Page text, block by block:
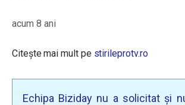
acum 8 ani
Citește mai mult pe stirileprotv.ro
Echipa Biziday nu a solicitat și